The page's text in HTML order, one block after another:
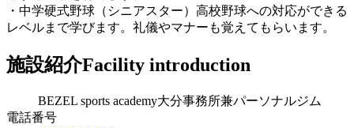
・中学硬式野球（シニアスター）高校野球への対応ができる
レベルまで学びます。礼儀やマナーも覚えてもらいます。
施設紹介Facility introduction
BEZEL sports academy大分事務所兼パーソナルジム
電話番号